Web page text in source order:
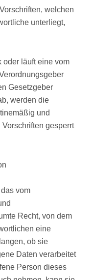
welchen
unterliegt,
oder läuft eine vom
Gesetzgeber
werden die
und
gesperrt
vom
Recht, von dem
eine
ob sie
Daten verarbeitet
Person dieses